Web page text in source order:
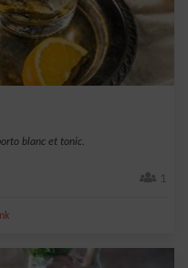
blanc et tonic.
1